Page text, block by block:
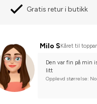
Gratis retur i butikk
Milo SKåret til
Den var fin på min
litt
Opplevd størrelse: